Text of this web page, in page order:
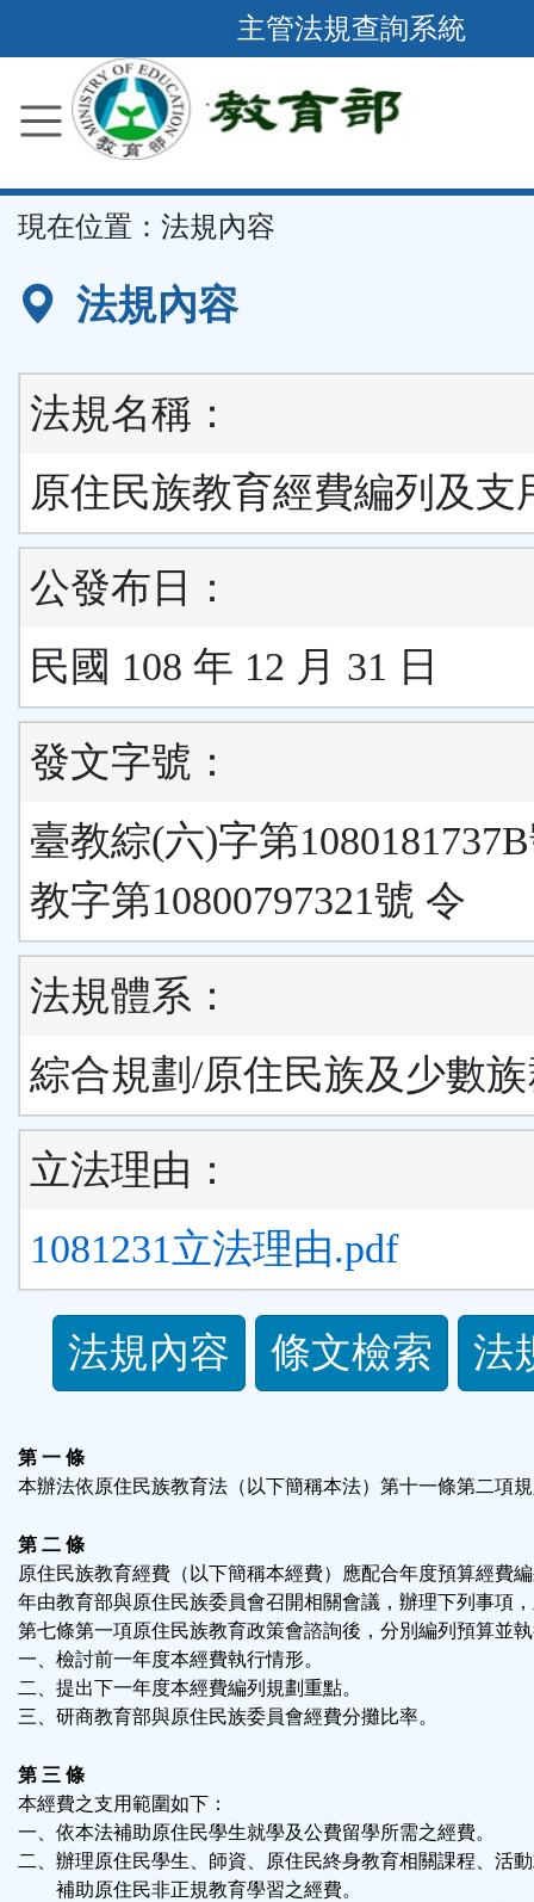
到
要
容
區
主管法規查詢系統
現在位置： 法規內容
法規內容
法規名稱：
原住民族教育經費編列及支
公發布日：
民國 108 年 12 月 31 日
發文字號：
臺教綜(六)字第
教字第10800797321號 令
法規體系：
綜合規劃/原住民族及少數
立法理由：
1081231立法理由.pdf
規
功
按
鈕
區
法規內容 條文檢索 法
第 一 條
本辦法依原住民族教育法（以下簡稱本法）第十一條第二項
第 二 條
原住民族教育經費（以下簡稱本經費）應配合年度預算經費
年由教育部與原住民族委員會召開相關會議，辦理下列事項
第七條第一項原住民族教育政策會諮詢後，分別編列預算並
一、檢討前一年度本經費執行情形。
二、提出下一年度本經費編列規劃重點。
三、研商教育部與原住民族委員會經費分攤比率。
第 三 條
本經費之支用範圍如下：
一、依本法補助原住民學生就學及公費留學所需之經費。
二、辦理原住民學生、師資、原住民終身教育相關課程、活
補助原住民非正規教育學習之經費。